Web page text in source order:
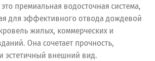
премиальная водосточная система,
для эффективного отвода дождевой
жилых, коммерческих и
Она сочетает прочность,
эстетичный внешний вид.